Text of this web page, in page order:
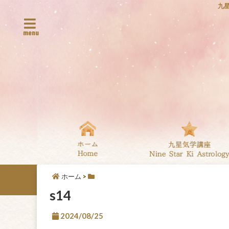
九
menu
ホーム >
s14
2024/08/25